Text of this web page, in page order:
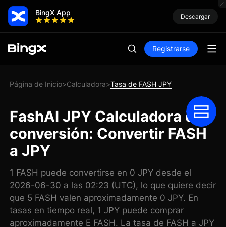
BingX App Descargar
Registrarse
Página de Inicio>Calculadora>Tasa de FASH JPY
FashAI JPY Calculadora de
conversión: Convertir FASH
a JPY
1 FASH puede convertirse en 0 JPY desde el
2026-06-30 a las 02:23 (UTC), lo que quiere decir
que 5 FASH valen aproximadamente 0 JPY. En
tasas en tiempo real, 1 JPY puede comprar
aproximadamente E FASH. La tasa de FASH a JPY